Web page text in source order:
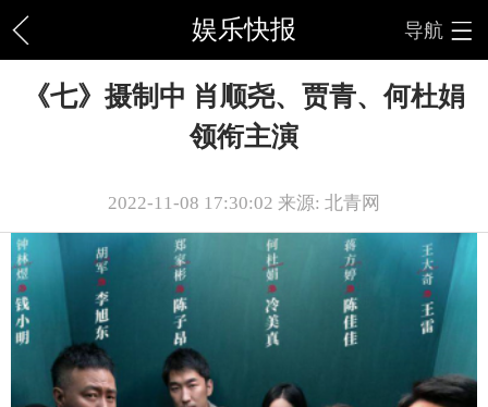
娱乐快报 导航
《七》摄制中 肖顺尧、贾青、何杜娟
领衔主演
2022-11-08 17:30:02 来源: 北青网